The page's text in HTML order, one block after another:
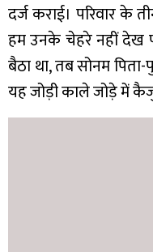
दर्ज कराई। परिवार के
हम उनके चेहरे नहीं देख
बैठा था, तब सोनम पिता-
यह जोड़ी काले जोड़े में